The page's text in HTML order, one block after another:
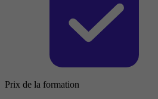
Prix de la formation